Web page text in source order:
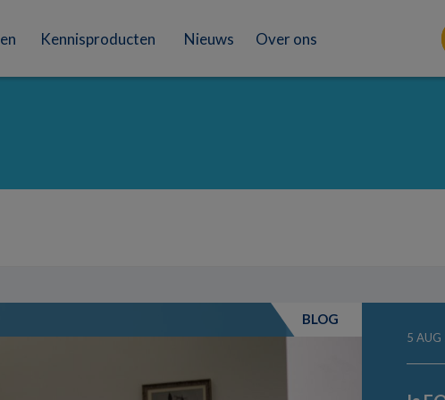
Kennisproducten Nieuws Over ons
BLOG
5